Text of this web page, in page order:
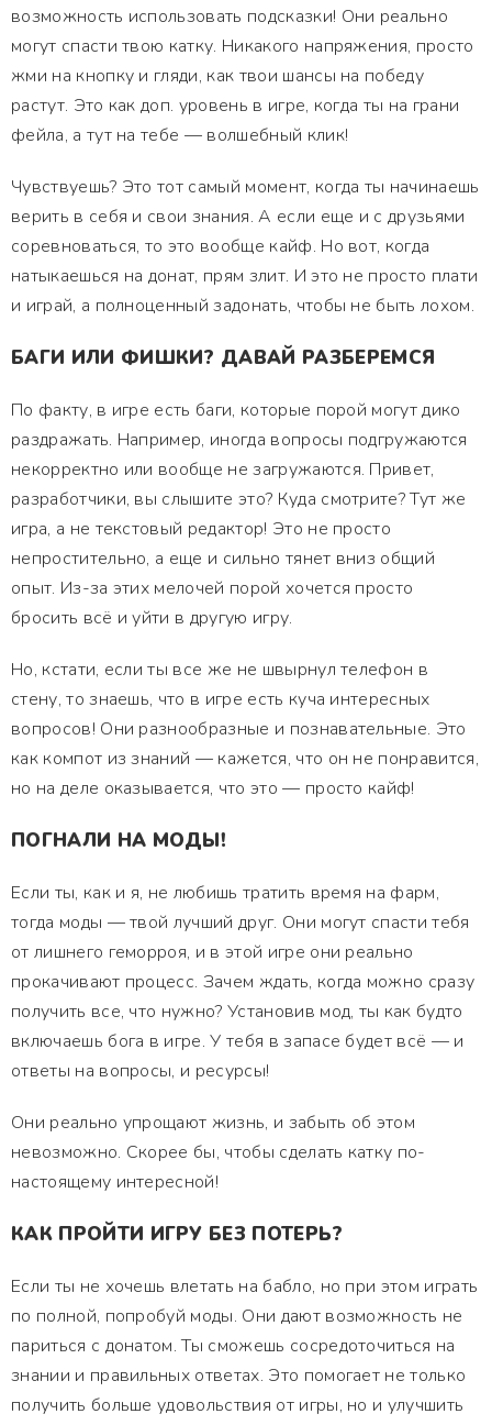
возможность использовать подсказки! Они реально
могут спасти твою катку. Никакого напряжения, просто
жми на кнопку и гляди, как твои шансы на победу
растут. Это как доп. уровень в игре, когда ты на грани
фейла, а тут на тебе — волшебный клик!
Чувствуешь? Это тот самый момент, когда ты начинаешь
верить в себя и свои знания. А если еще и с друзьями
соревноваться, то это вообще кайф. Но вот, когда
натыкаешься на донат, прям злит. И это не просто плати
и играй, а полноценный задонать, чтобы не быть лохом.
БАГИ ИЛИ ФИШКИ? ДАВАЙ РАЗБЕРЕМСЯ
По факту, в игре есть баги, которые порой могут дико
раздражать. Например, иногда вопросы подгружаются
некорректно или вообще не загружаются. Привет,
разработчики, вы слышите это? Куда смотрите? Тут же
игра, а не текстовый редактор! Это не просто
непростительно, а еще и сильно тянет вниз общий
опыт. Из-за этих мелочей порой хочется просто
бросить всё и уйти в другую игру.
Но, кстати, если ты все же не швырнул телефон в
стену, то знаешь, что в игре есть куча интересных
вопросов! Они разнообразные и познавательные. Это
как компот из знаний — кажется, что он не понравится,
но на деле оказывается, что это — просто кайф!
ПОГНАЛИ НА МОДЫ!
Если ты, как и я, не любишь тратить время на фарм,
тогда моды — твой лучший друг. Они могут спасти тебя
от лишнего геморроя, и в этой игре они реально
прокачивают процесс. Зачем ждать, когда можно сразу
получить все, что нужно? Установив мод, ты как будто
включаешь бога в игре. У тебя в запасе будет всё — и
ответы на вопросы, и ресурсы!
Они реально упрощают жизнь, и забыть об этом
невозможно. Скорее бы, чтобы сделать катку по-
настоящему интересной!
КАК ПРОЙТИ ИГРУ БЕЗ ПОТЕРЬ?
Если ты не хочешь влетать на бабло, но при этом играть
по полной, попробуй моды. Они дают возможность не
париться с донатом. Ты сможешь сосредоточиться на
знании и правильных ответах. Это помогает не только
получить больше удовольствия от игры, но и улучшить